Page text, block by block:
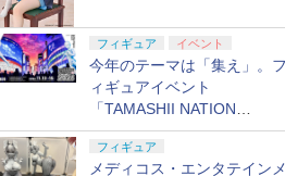
フィギュア イベント
今年のテーマは「集え」。フ
ィギュアイベント
「TAMASHII NATION
2026」が11月13日より開催
決定
フィギュア
メディコス・エンタテインメ